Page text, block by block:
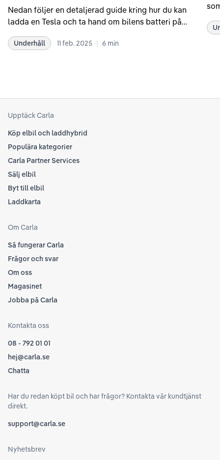
Nedan följer en detaljerad guide kring hur du kan
ladda en Tesla och ta hand om bilens batteri på
rekommendationer samt våra egna erfarenheter
Underhåll 11 feb. 2025 | 6 min
att
Upptäck Carla
Köp elbil och laddhybrid
Populära kategorier
Carla Partner Services
Sälj elbil
Byt till elbil
Laddkarta
Om Carla
Så fungerar Carla
Frågor och svar
Om oss
Magasinet
Jobba på Carla
Kontakta oss
08 - 792 01 01
hej@carla.se
Chatta
Har du redan köpt bil och har frågor? Kontakta vår kundtjänst
direkt.
support@carla.se
Nyhetsbrev